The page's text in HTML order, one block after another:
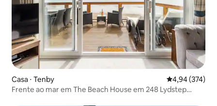
Casa ⋅ Tenby 4,94 de uma
4,94 (374)
Frente ao mar em The Beach House em 248 Lydstep